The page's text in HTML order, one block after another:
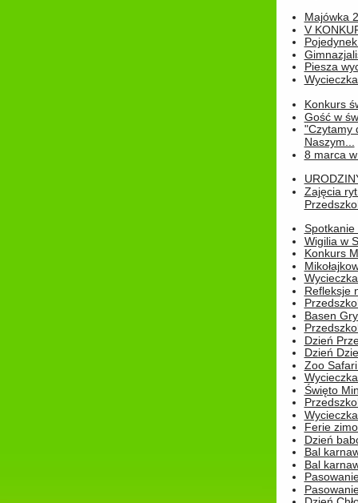
Majówka
V
Piesza
Konkurs
Gość w
"Czytamy
Naszym...
8 marca
Zajęcia
Spotkanie
Wigilia w
Konkurs
Refleksje
Basen
Dzień
Dzień
Zoo
Święto
Ferie
Dzień
Bal
Bal